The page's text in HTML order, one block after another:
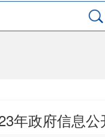
年政府信息